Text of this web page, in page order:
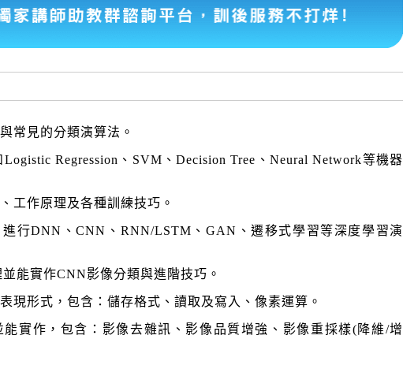
常見的分類演算法。
Regression、SVM、Decision Tree、Neural Network等機器
工作原理及各種訓練技巧。
進行DNN、CNN、RNN/LSTM、GAN、遷移式學習等深度學習演
能實作CNN影像分類與進階技巧。
現形式，包含：儲存格式、讀取及寫入、像素運算。
實作，包含：影像去雜訊、影像品質增強、影像重採樣(降維/增